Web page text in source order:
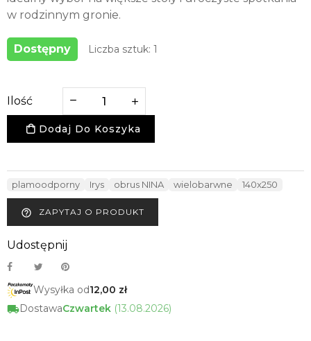
w rodzinnym gronie.
Dostępny Liczba sztuk: 1
Ilość
Dodaj Do Koszyka
plamoodporny Irys obrus NINA wielobarwne 140x250
help_outline ZAPYTAJ O PRODUKT
Udostępnij
Wysyłka od12,00 zł
DostawaCzwartek (13.08.2026)